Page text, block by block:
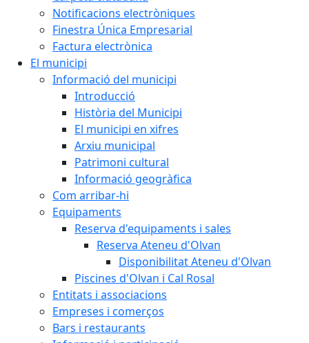
Notificacions electròniques
Finestra Única Empresarial
Factura electrònica
El municipi
Informació del municipi
Introducció
Història del Municipi
El municipi en xifres
Arxiu municipal
Patrimoni cultural
Informació geogràfica
Com arribar-hi
Equipaments
Reserva d'equipaments i sales
Reserva Ateneu d'Olvan
Disponibilitat Ateneu d'Olvan
Piscines d'Olvan i Cal Rosal
Entitats i associacions
Empreses i comerços
Bars i restaurants